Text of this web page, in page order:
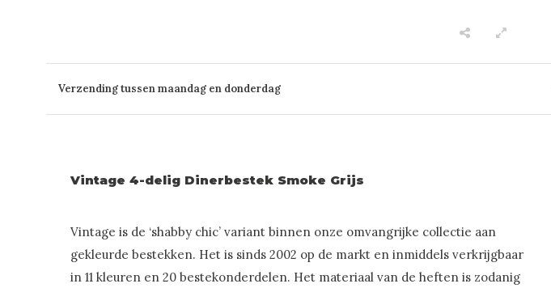
Verzending tussen maandag en donderdag
Vintage 4-delig Dinerbestek Smoke Grijs
Vintage is de ‘shabby chic’ variant binnen onze omvangrijke collectie aan
gekleurde bestekken. Het is sinds 2002 op de markt en inmiddels verkrijgbaar
in 11 kleuren en 20 bestekonderdelen. Het materiaal van de heften is zodanig